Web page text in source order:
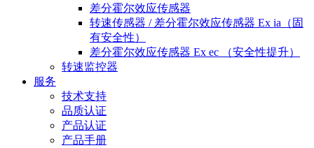
差分霍尔效应传感器
转速传感器 / 差分霍尔效应传感器 Ex ia（固
有安全性）
差分霍尔效应传感器 Ex ec （安全性提升）
转速监控器
服务
技术支持
品质认证
产品认证
产品手册